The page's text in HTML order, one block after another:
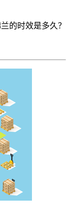
的时效是多久？